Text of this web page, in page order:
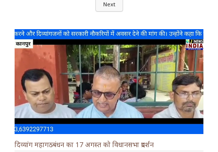
Next
दिव्यांग महागठबंधन का 17 अगस्त को विधानसभा प्रदर्शन